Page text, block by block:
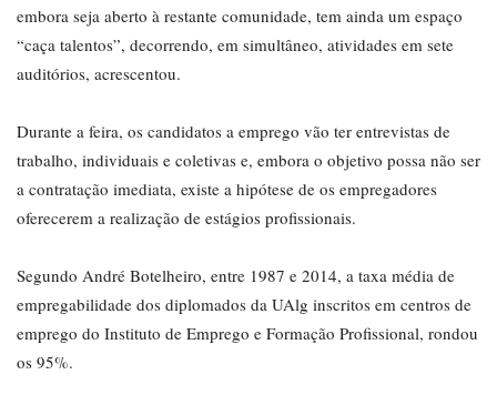
embora seja aberto à restante comunidade, tem ainda um espaço
“caça talentos”, decorrendo, em simultâneo, atividades em sete
auditórios, acrescentou.
Durante a feira, os candidatos a emprego vão ter entrevistas de
trabalho, individuais e coletivas e, embora o objetivo possa não ser
a contratação imediata, existe a hipótese de os empregadores
oferecerem a realização de estágios profissionais.
Segundo André Botelheiro, entre 1987 e 2014, a taxa média de
empregabilidade dos diplomados da UAlg inscritos em centros de
emprego do Instituto de Emprego e Formação Profissional, rondou
os 95%.